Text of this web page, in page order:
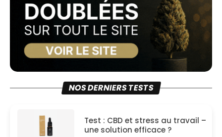
NOS DERNIERS TESTS
Test : CBD et stress au travail –
une solution efficace ?